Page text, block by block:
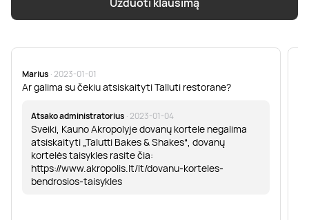
Marius · 2023-01-01
Ar galima su čekiu atsiskaityti Talluti restorane?
Atsako administratorius · 2023-01-04
Sveiki, Kauno Akropolyje dovanų kortele negalima
atsiskaityti „Talutti Bakes & Shakes“, dovanų
kortelės taisykles rasite čia:
https://www.akropolis.lt/lt/dovanu-korteles-
bendrosios-taisykles